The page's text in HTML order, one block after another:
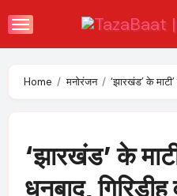
to
Home मनोरंजन ‘झारखंड’ के
‘झारखंड’ के
धनबाद, गिरिडीह